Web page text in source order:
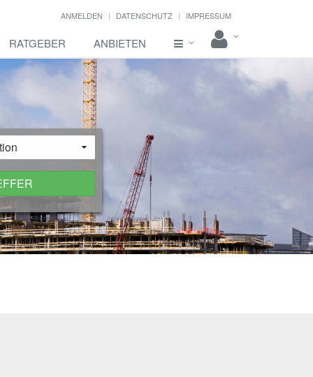
ANMELDEN DATENSCHUTZ IMPRESSUM
RATGEBER ANBIETEN